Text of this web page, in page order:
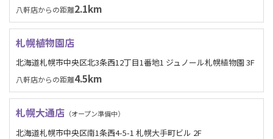
八軒店からの距離2.1km
札幌植物園店
北海道札幌市中央区北3条西12丁目1番地1 ジュノール札幌植物園 3F
八軒店からの距離4.5km
札幌大通店 （オープン準備中）
北海道札幌市中央区南1条西4-5-1 札幌大手町ビル 2F